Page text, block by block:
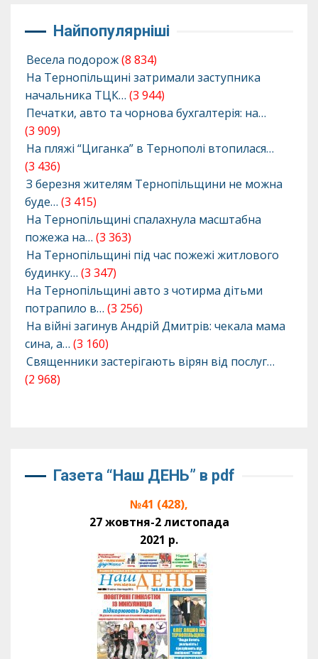
Найпопулярніші
Весела подорож(8 834)
На Тернопільщині затримали заступника
начальника ТЦК… (3 944)
Печатки, авто та чорнова бухгалтерія: на…
(3 909)
На пляжі “Циганка” в Тернополі втопилася…
(3 436)
З березня жителям Тернопільщини не можна
буде… (3 415)
На Тернопільщині спалахнула масштабна
пожежа на… (3 363)
На Тернопільщині під час пожежі житлового
будинку… (3 347)
На Тернопільщині авто з чотирма дітьми
потрапило в… (3 256)
На війні загинув Андрій Дмитрів: чекала мама
сина, а… (3 160)
Священники застерігають вірян від послуг…
(2 968)
Газета “Наш ДЕНЬ” в pdf
№41 (428),
27 жовтня-2 листопада
2021 р.